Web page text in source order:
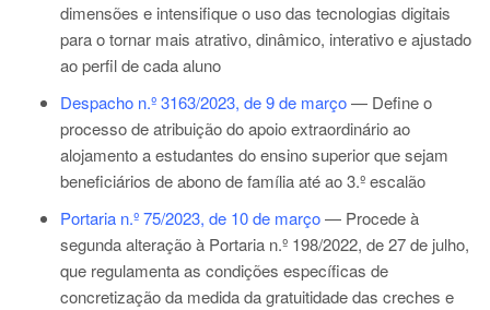
dimensões e intensifique o uso das tecnologias digitais
para o tornar mais atrativo, dinâmico, interativo e ajustado
ao perfil de cada aluno
Despacho n.º 3163/2023, de 9 de março— Define o
processo de atribuição do apoio extraordinário ao
alojamento a estudantes do ensino superior que sejam
beneficiários de abono de família até ao 3.º escalão
Portaria n.º 75/2023, de 10 de março— Procede à
segunda alteração à Portaria n.º 198/2022, de 27 de julho,
que regulamenta as condições específicas de
concretização da medida da gratuitidade das creches e